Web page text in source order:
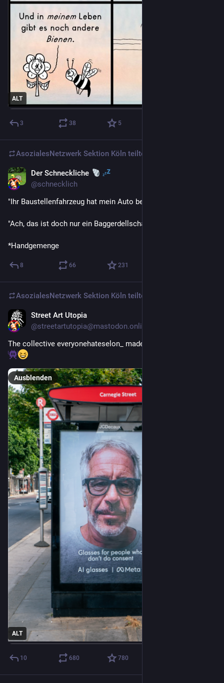
ALT
3 38 5
AsozialesNetzwerk Sektion Köln teilte
Der Schneckliche
@schnecklich
"Ihr Baustellenfahrzeug hat mein Auto beschädigt!"
"Ach, das ist doch nur ein Baggerdellschaden."
*Handgemenge
8 66 231
AsozialesNetzwerk Sektion Köln teilte
Street Art Utopia
@streetartutopia@mastodon.online
The collective everyonehateselon_ made this in London, UK.
ALT
Ausblenden
10 680 780